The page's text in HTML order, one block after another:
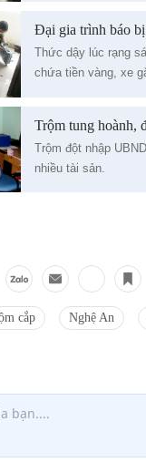
Đại gia trình báo
Thức dậy lúc rạng
chứa tiền vàng, xe
Trộm tung hoành,
Trộm đột nhập
nhiều tài sản.
cắp Nghệ An